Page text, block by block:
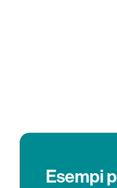
Esempi